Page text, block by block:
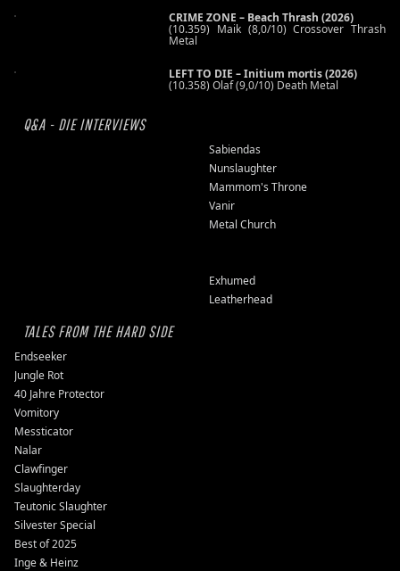
CRIME ZONE – Beach Thrash (2026)
(10.359) Maik (8,0/10) Crossover Thrash
Metal
LEFT TO DIE – Initium mortis (2026)
(10.358) Olaf (9,0/10) Death Metal
Q&A - DIE INTERVIEWS
Sabiendas
Nunslaughter
Mammom's Throne
Vanir
Metal Church
Exhumed
Leatherhead
TALES FROM THE HARD SIDE
Endseeker
Jungle Rot
40 Jahre Protector
Vomitory
Messticator
Nalar
Clawfinger
Slaughterday
Teutonic Slaughter
Silvester Special
Best of 2025
Inge & Heinz